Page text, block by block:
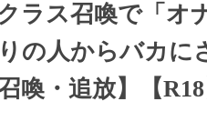
ラス召喚で「オ
の人からバカに
・追放】【R18